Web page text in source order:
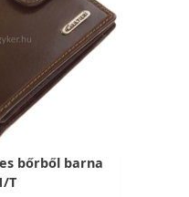
bőrből barna
T